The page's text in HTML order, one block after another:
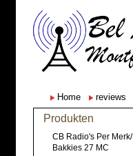
Home reviews
Produkten
CB Radio's Per Merk/
Bakkies 27 MC